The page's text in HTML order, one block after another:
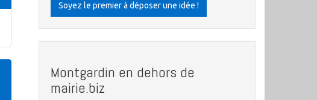
Soyez le premier à déposer une idée !
Montgardin en dehors de
mairie.biz